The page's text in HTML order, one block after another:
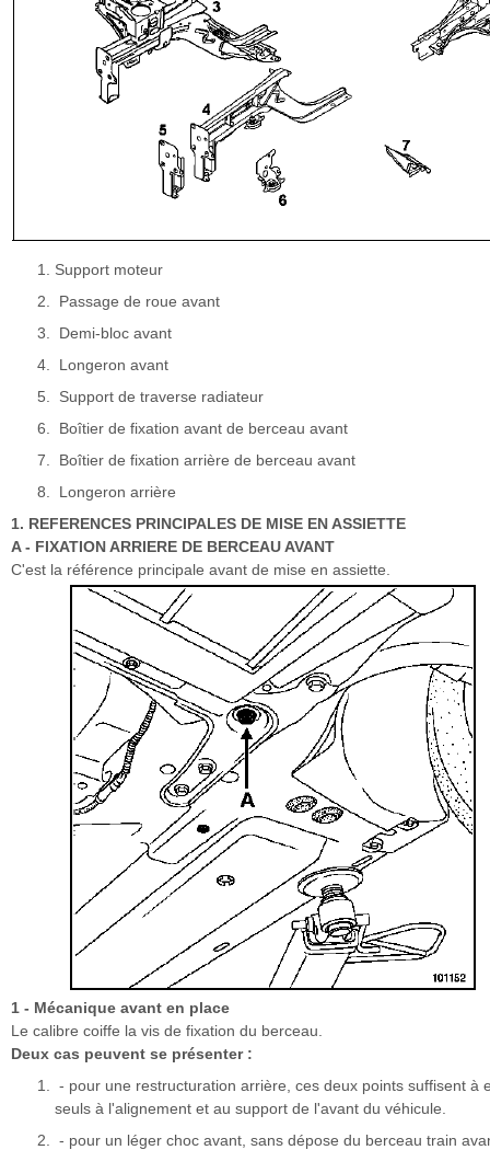
Support moteur
Passage de roue avant
Demi-bloc avant
Longeron avant
Support de traverse radiateur
Boîtier de fixation avant de berceau avant
Boîtier de fixation arrière de berceau avant
Longeron arrière
1. REFERENCES PRINCIPALES DE MISE EN ASSIETTE
A - FIXATION ARRIERE DE BERCEAU AVANT
C'est la référence principale avant de mise en assiette.
1 - Mécanique avant en place
Le calibre coiffe la vis de fixation du berceau.
Deux cas peuvent se présenter :
- pour une restructuration arrière, ces deux points suffisent à
seuls à l'alignement et au support de l'avant du véhicule.
- pour un léger choc avant, sans dépose du berceau train